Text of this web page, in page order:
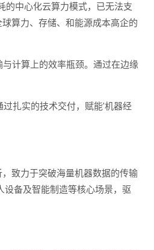
的中心化云算力模式，已无法支
算力、存储、和能源成本高企的
计算上的效率瓶颈。通过在边缘
扎实的技术交付，赋能'机器经
致力于突破海量机器数据的传输
备及智能制造等核心场景，驱